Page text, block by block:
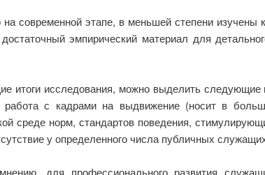
современной этапе, в меньшей степени
эмпирический материал для
итоги исследования, можно выделить
работа с кадрами на выдвижение (носит в
среде норм, стандартов поведения,
у определенного числа публичных